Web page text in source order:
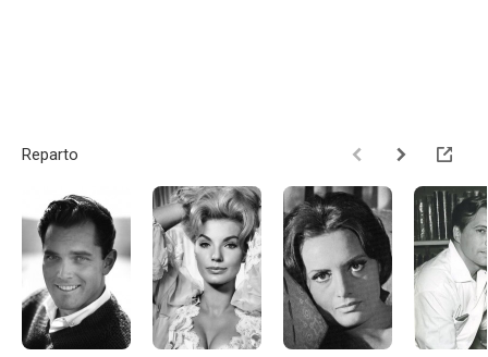
Reparto